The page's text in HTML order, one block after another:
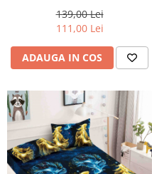
139,00 Lei
111,00 Lei
ADAUGA IN COS